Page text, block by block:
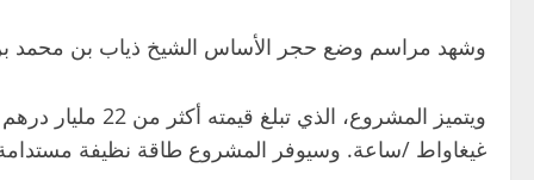
وشهد مراسم وضع حجر الأساس الشيخ ذياب بن محمد بن
غيغاواط /ساعة. وسيوفر المشروع طاقة نظيفة مستدامة بقدرة 1 غيغاواط على مدار الساعة، مع تحقيق تعرفة